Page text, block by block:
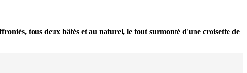
tous deux bâtés et au naturel, le tout surmonté d'une croisette de